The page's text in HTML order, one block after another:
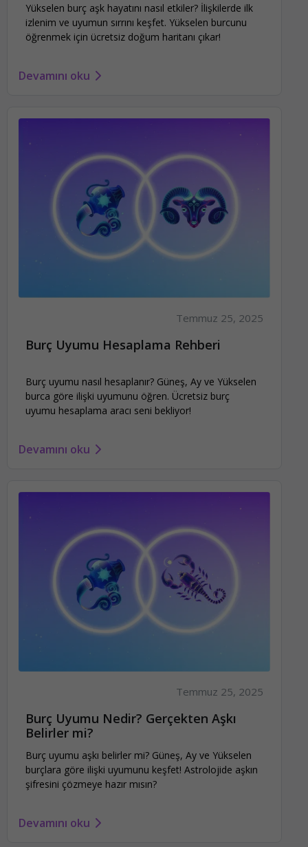
Yükselen burç aşk hayatını nasıl etkiler? İlişkilerde ilk
izlenim ve uyumun sırrını keşfet. Yükselen burcunu
öğrenmek için ücretsiz doğum haritanı çıkar!
Devamını oku
Temmuz 25, 2025
Burç Uyumu Hesaplama Rehberi
Burç uyumu nasıl hesaplanır? Güneş, Ay ve Yükselen
burca göre ilişki uyumunu öğren. Ücretsiz burç
uyumu hesaplama aracı seni bekliyor!
Devamını oku
Temmuz 25, 2025
Burç Uyumu Nedir? Gerçekten Aşkı
Belirler mi?
Burç uyumu aşkı belirler mi? Güneş, Ay ve Yükselen
burçlara göre ilişki uyumunu keşfet! Astrolojide aşkın
şifresini çözmeye hazır mısın?
Devamını oku